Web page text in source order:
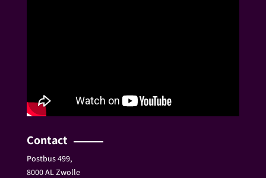
Contact
Postbus 499,
8000 AL Zwolle